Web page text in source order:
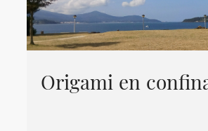
Origami en